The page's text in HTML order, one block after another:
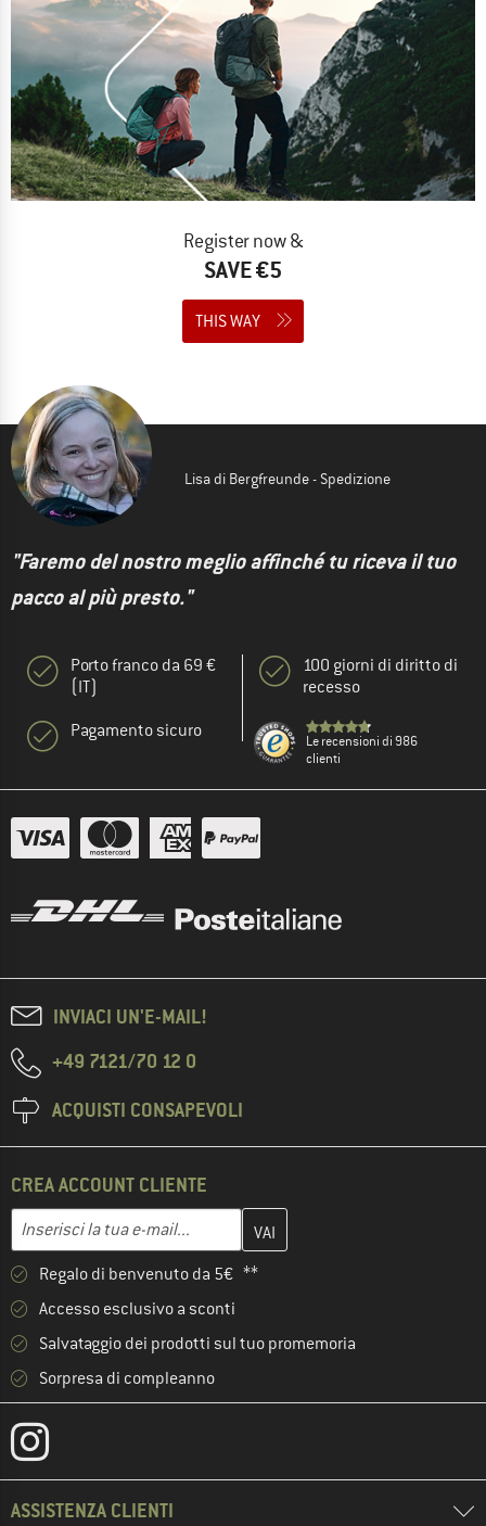
Register now &
SAVE €5
THIS WAY
Lisa di Bergfreunde - Spedizione
"Faremo del nostro meglio affinché tu riceva il tuo
pacco al più presto."
Porto franco da 69 €
(IT)
Pagamento sicuro
100 giorni di diritto di
recesso
Le recensioni di 986
clienti
INVIACI UN'E-MAIL!
+49 7121/70 12 0
ACQUISTI CONSAPEVOLI
CREA ACCOUNT CLIENTE
Indirizzo e-mail
Inserisci qui il tuo indirizzo e-mail e crea il tuo account cliente
Regalo di benvenuto da 5€ **
Accesso esclusivo a sconti
Salvataggio dei prodotti sul tuo promemoria
Sorpresa di compleanno
ASSISTENZA CLIENTI